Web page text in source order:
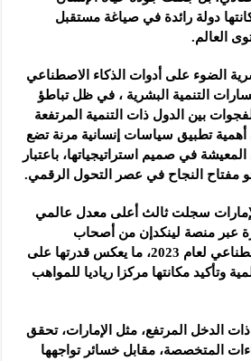
دولة رائدة في صياغة مستقبل
العالم.
الضوء على أدوات الذكاء الاصطناعي
التنمية البشرية ، في ظل تباطؤ
بين الدول ذات التنمية المرتفعة
تطبيق سياسات إنسانية مرنة تضع
في صميم استراتيجياتها، باعتبار
مفتاح النجاح في عصر التحول الرقمي.
سجلت ثالث أعلى معدل عالمي
عبر منصة لينكدإن من أصحاب
المهارات في الذكاء الاصطناعي لعام 2023، ما يعكس قدرتها على
وتأكيد مكانتها مركزا رياديا للمواهب
الدخل المرتفع، مثل الإمارات، تحقق
المتخصصة، مقابل خسائر تواجهها